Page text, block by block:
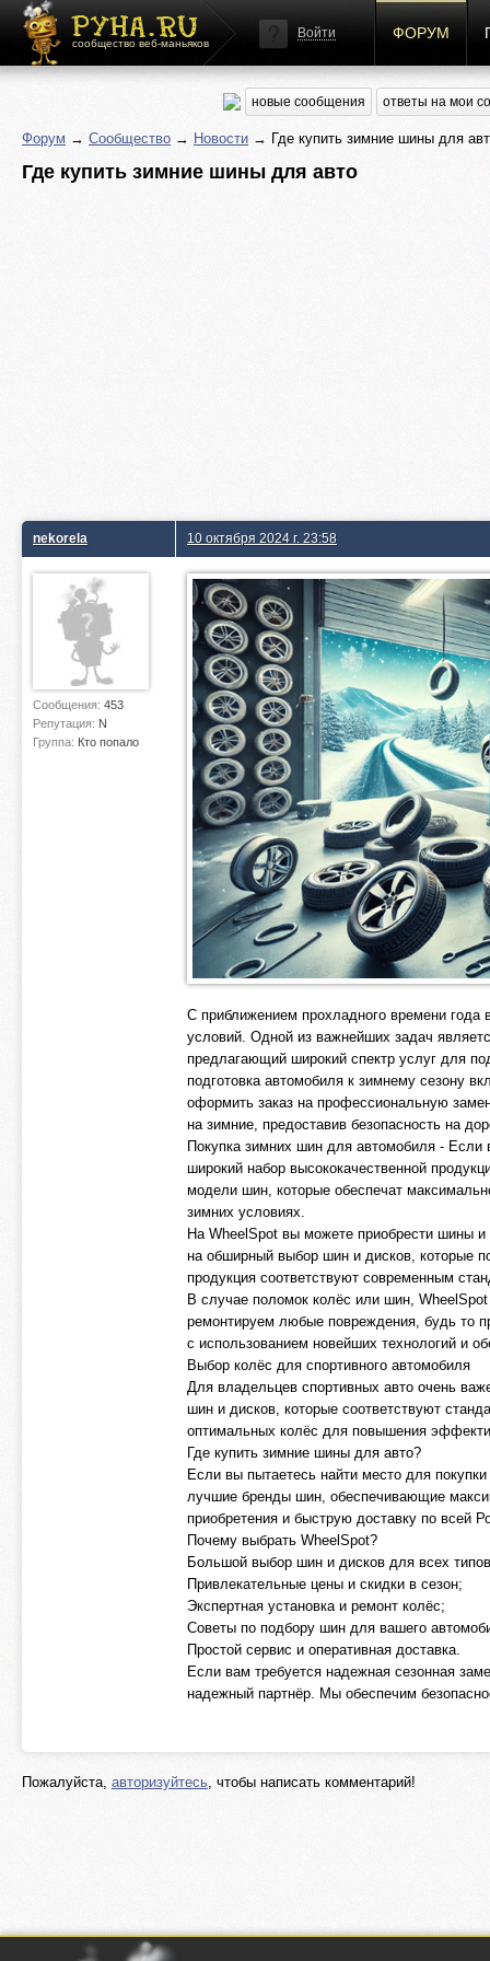
сообщество веб-маньяков
Войти ФОРУМ
новые сообщения ответы на мои
Форум → Сообщество → Новости → Где купить зимние шины для
Где купить зимние шины для авто
nekorela
Сообщения: 453
Репутация: N
Группа: Кто попало
10 октября 2024 г. 23:58
С приближением прохладного времени года
условий. Одной из важнейших задач
предлагающий широкий спектр услуг для
подготовка автомобиля к зимнему сезону
оформить заказ на профессиональную
на зимние, предоставив безопасность на
Покупка зимних шин для автомобиля - Если
широкий набор высококачественной
модели шин, которые обеспечат
зимних условиях.
На WheelSpot вы можете приобрести шины
на обширный выбор шин и дисков, которые
продукция соответствуют современным
В случае поломок колёс или шин,
ремонтируем любые повреждения, будь то
с использованием новейших технологий и
Выбор колёс для спортивного автомобиля
Для владельцев спортивных авто очень
шин и дисков, которые соответствуют
оптимальных колёс для повышения
Где купить зимние шины для авто?
Если вы пытаетесь найти место для
лучшие бренды шин, обеспечивающие
приобретения и быструю доставку по всей
Почему выбрать WheelSpot?
Большой выбор шин и дисков для всех
Привлекательные цены и скидки в сезон;
Экспертная установка и ремонт колёс;
Советы по подбору шин для вашего
Простой сервис и оперативная доставка.
Если вам требуется надежная сезонная
надежный партнёр. Мы обеспечим
Пожалуйста, авторизуйтесь, чтобы написать комментарий!